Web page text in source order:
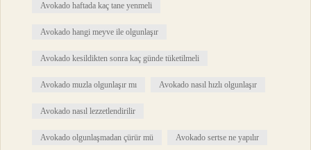
Avokado haftada kaç tane yenmeli
Avokado hangi meyve ile olgunlaşır
Avokado kesildikten sonra kaç günde tüketilmeli
Avokado muzla olgunlaşır mı Avokado nasıl hızlı olgunlaşır
Avokado nasıl lezzetlendirilir
Avokado olgunlaşmadan çürür mü Avokado sertse ne yapılır